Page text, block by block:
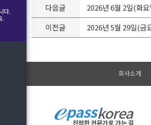
다음글
2026년 6월 2일(화
이전글
2026년 5월 29일(금
회사소개